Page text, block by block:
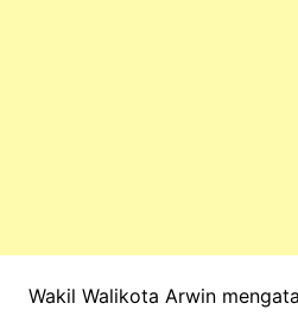
Wakil Walikota Arwin